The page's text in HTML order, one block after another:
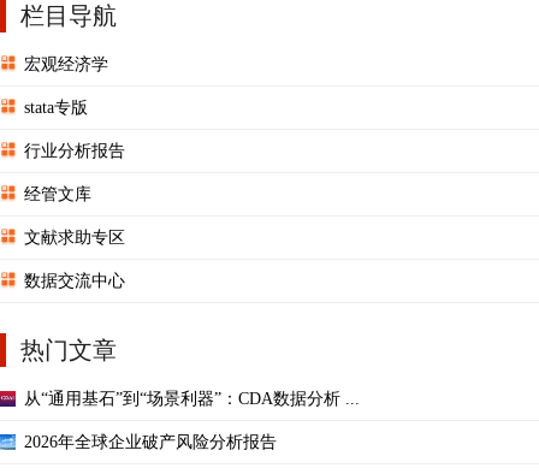
栏目导航
宏观经济学
stata专版
行业分析报告
经管文库
文献求助专区
数据交流中心
热门文章
从“通用基石”到“场景利器”：CDA数据分析 ...
2026年全球企业破产风险分析报告